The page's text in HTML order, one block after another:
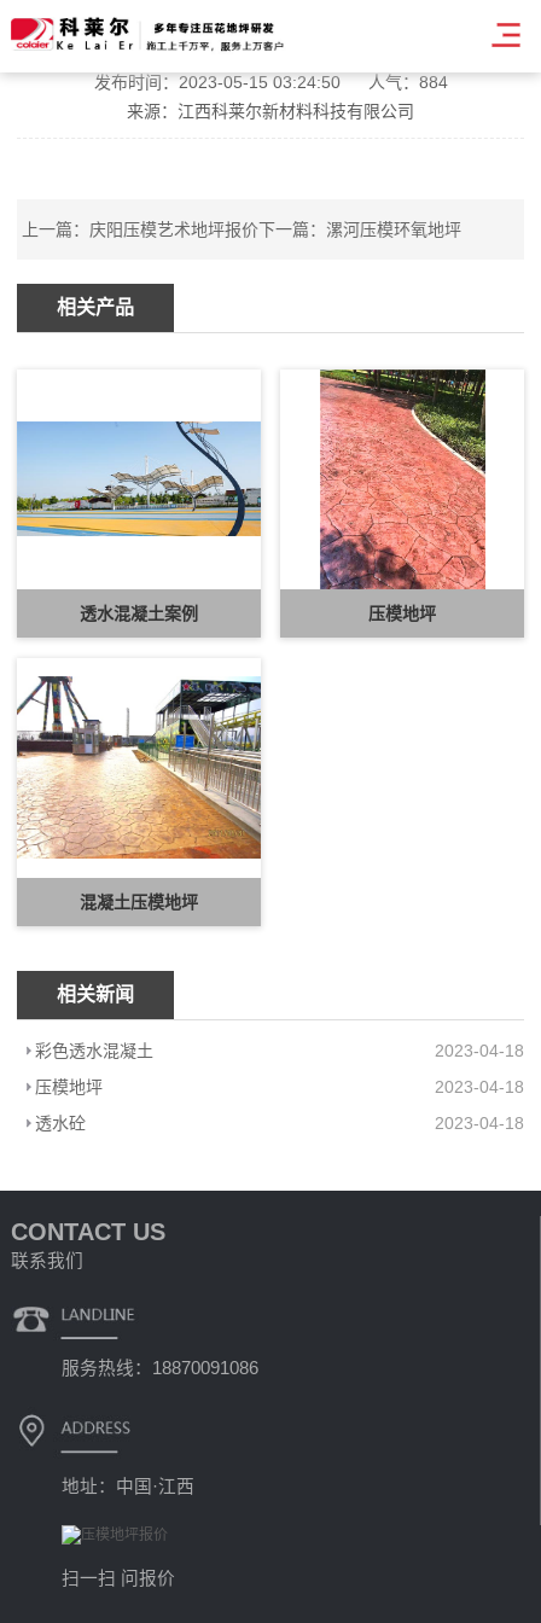
庆阳路面压模地坪施工
发布时间：2023-05-15 03:24:50
人气：884
来源：江西科莱尔新材料科技有限公司
上一篇： 庆阳压模艺术地坪报价下一篇：漯河压模环氧地坪
相关产品
透水混凝土案例 压模地坪
混凝土压模地坪
相关新闻
彩色透水混凝土
2023-04-18
压模地坪
2023-04-18
透水砼
2023-04-18
CONTACT US
联系我们
服务热线：18870091086
地址：中国·江西
扫一扫 问报价